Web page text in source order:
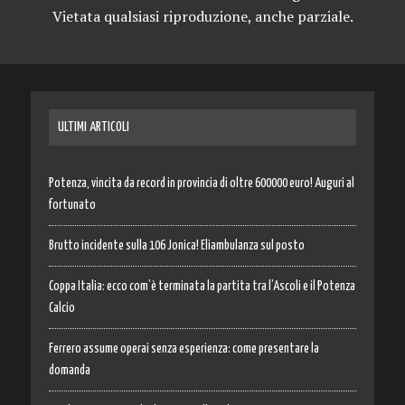
Vietata qualsiasi riproduzione, anche parziale.
ULTIMI ARTICOLI
Potenza, vincita da record in provincia di oltre 600000 euro! Auguri al
fortunato
Brutto incidente sulla 106 Jonica! Eliambulanza sul posto
Coppa Italia: ecco com’è terminata la partita tra l’Ascoli e il Potenza
Calcio
Ferrero assume operai senza esperienza: come presentare la
domanda